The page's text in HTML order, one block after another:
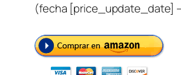
(fecha [price_update_date] –